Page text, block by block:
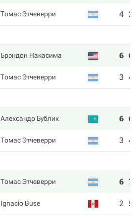
Томас Этчеверри 4 2
Брэндон Накаcима 6 6
Томас Этчеверри 3 4
Александр Бублик 6 6
Томас Этчеверри 3 4
Томас Этчеверри 6 7
Ignacio Buse 2 5